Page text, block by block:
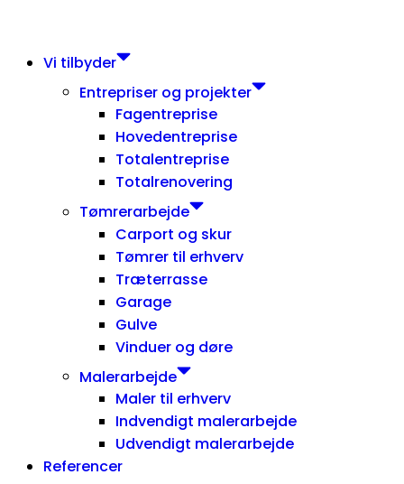
Vi tilbyder
Entrepriser og projekter
Fagentreprise
Hovedentreprise
Totalentreprise
Totalrenovering
Tømrerarbejde
Carport og skur
Tømrer til erhverv
Træterrasse
Garage
Gulve
Vinduer og døre
Malerarbejde
Maler til erhverv
Indvendigt malerarbejde
Udvendigt malerarbejde
Referencer